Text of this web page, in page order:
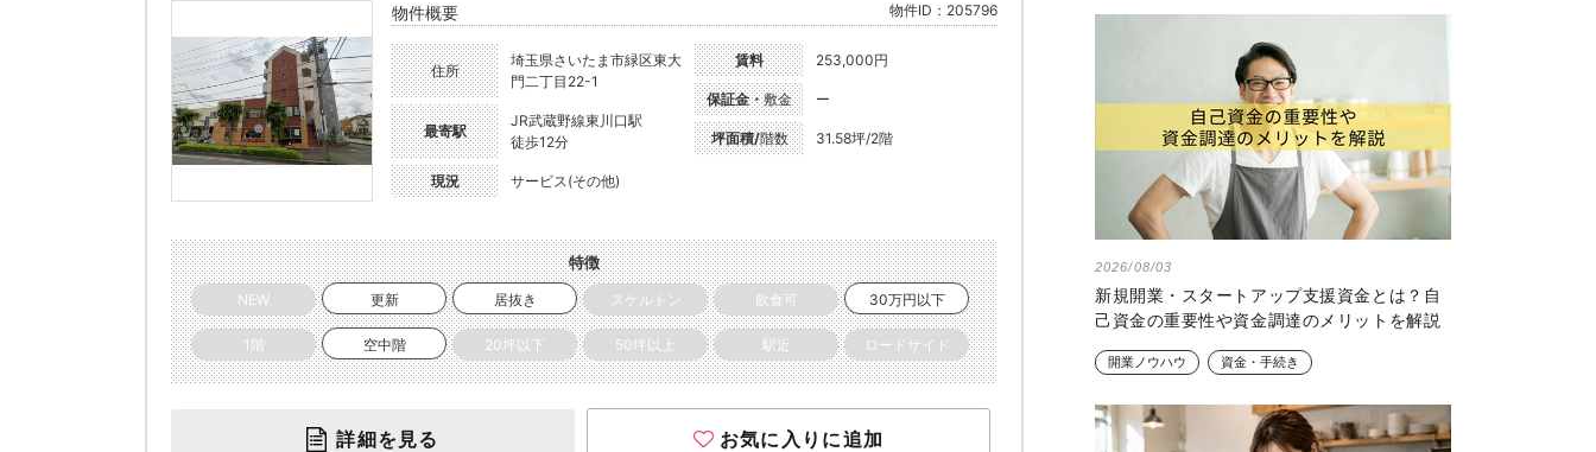
物件概要 物件ID：205796
住所
埼玉県さいたま市緑区東大
門二丁目22-1
最寄駅
JR武蔵野線東川口駅
徒歩12分
現況 サービス(その他)
賃料 253,000円
保証金・敷金 ー
坪面積/階数 31.58坪/2階
特徴
NEW 更新 居抜き スケルトン 飲食可 30万円以下
1階 空中階 20坪以下 50坪以上 駅近 ロードサイド
詳細を見る お気に入りに追加
2026/08/03
新規開業・スタートアップ支援資金とは？自
己資金の重要性や資金調達のメリットを解説
開業ノウハウ 資金・手続き